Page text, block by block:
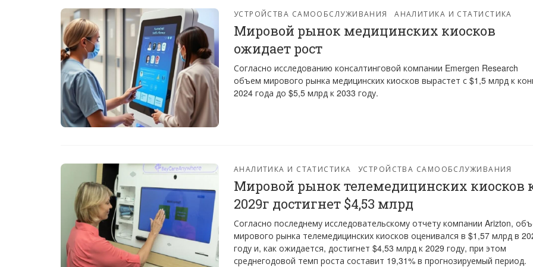
УСТРОЙСТВА САМООБСЛУЖИВАНИЯ АНАЛИТИКА И СТАТИСТИКА
Мировой рынок медицинских киосков
ожидает рост
Согласно исследованию консалтинговой компании Emergen Research
объем мирового рынка медицинских киосков вырастет с $1,5 млрд к
2024 года до $5,5 млрд к 2033 году.
АНАЛИТИКА И СТАТИСТИКА УСТРОЙСТВА САМООБСЛУЖИВАНИЯ
Мировой рынок телемедицинских киосков
2029г достигнет $4,53 млрд
Согласно последнему исследовательскому отчету компании Arizton,
мирового рынка телемедицинских киосков оценивался в $1,57 млрд в
году и, как ожидается, достигнет $4,53 млрд к 2029 году, при этом
среднегодовой темп роста составит 19,31% в прогнозируемый период.